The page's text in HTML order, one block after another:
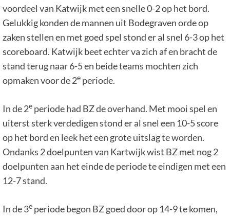
voordeel van Katwijk met een snelle 0-2 op het bord.
Gelukkig konden de mannen uit Bodegraven orde op
zaken stellen en met goed spel stond er al snel 6-3 op het
scoreboard. Katwijk beet echter va zich af en bracht de
stand terug naar 6-5 en beide teams mochten zich
opmaken voor de 2e periode.
In de 2e periode had BZ de overhand. Met mooi spel en
uiterst sterk verdedigen stond er al snel een 10-5 score
op het bord en leek het een grote uitslag te worden.
Ondanks 2 doelpunten van Kartwijk wist BZ met nog 2
doelpunten aan het einde de periode te eindigen met een
12-7 stand.
In de 3e periode begon BZ goed door op 14-9 te komen,